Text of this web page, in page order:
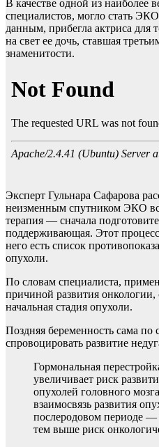
В качестве одной из
специалистов, могло стать
данным, прибегла актриса для
на свет ее дочь, ставшая
знаменитости.
Эксперт Гульнара Сафарова
неизменным спутником ЭКО
терапия — сначала
поддерживающая. Этот
него есть список
опухоли.
По словам специалиста,
причиной развития
начальная стадия опухоли.
Поздняя беременность сама по
спровоцировать развитие
Гормональная
увеличивает риск
опухолей головного
взаимосвязь развития
послеродовом периоде
тем выше риск